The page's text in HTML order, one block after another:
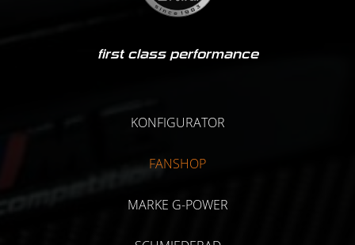
first class performance
KONFIGURATOR
FANSHOP
MARKE G-POWER